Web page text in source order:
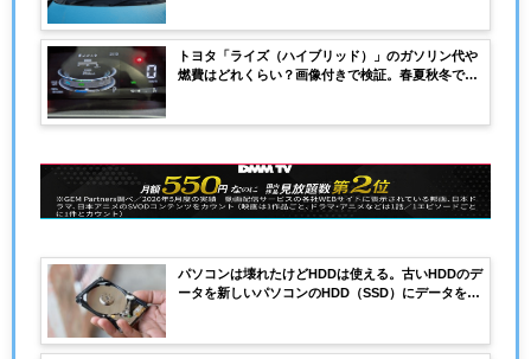
トヨタ「ライズ（ハイブリッド）」のガソリン代や
燃費はどれくらい？画像付きで検証。春夏秋冬で燃
パソコンは壊れたけどHDDは使える。古いHDDのデ
ータを新しいパソコンのHDD（SSD）にデータを移